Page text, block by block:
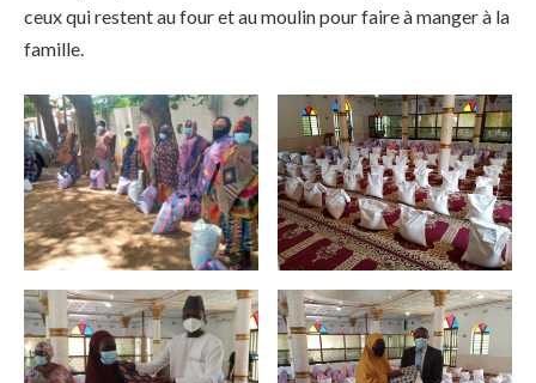
ceux qui restent au four et au moulin pour faire à manger à la
famille.